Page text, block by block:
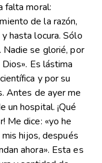
falta moral:
de la razón,
hasta locura. Sólo
se glorié, por
Es lástima
y por su
Antes de ayer me
un hospital. ¡Qué
Me dice: «yo he
hijos, después
ahora». Esta es